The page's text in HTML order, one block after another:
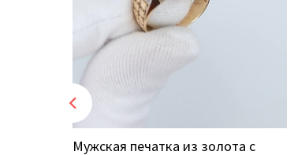
Мужская печатка из золота с